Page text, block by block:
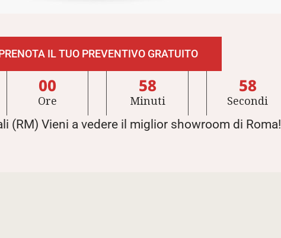
IL TUO PREVENTIVO GRATUITO
00
Ore
58
Minuti
57
Secondi
(RM) Vieni a vedere il miglior showroom di Roma!